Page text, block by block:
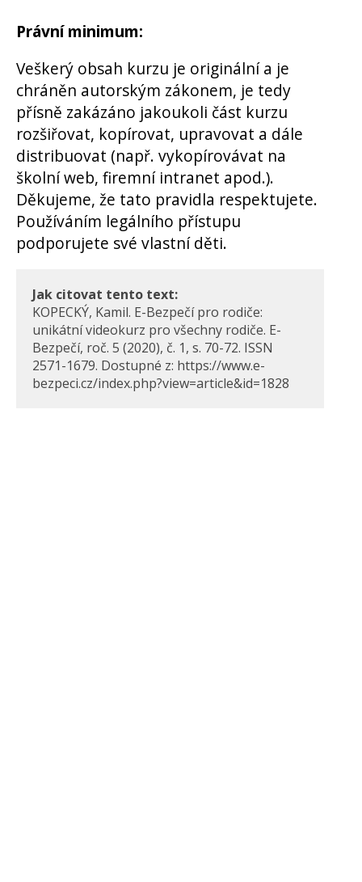
Právní minimum:
Veškerý obsah kurzu je originální a je
chráněn autorským zákonem, je tedy
přísně zakázáno jakoukoli část kurzu
rozšiřovat, kopírovat, upravovat a dále
distribuovat (např. vykopírovávat na
školní web, firemní intranet apod.).
Děkujeme, že tato pravidla respektujete.
Používáním legálního přístupu
podporujete své vlastní děti.
Jak citovat tento text:
KOPECKÝ, Kamil. E-Bezpečí pro rodiče:
unikátní videokurz pro všechny rodiče. E-
Bezpečí, roč. 5 (2020), č. 1, s. 70-72. ISSN
2571-1679. Dostupné z: https://www.e-
bezpeci.cz/index.php?view=article&id=1828